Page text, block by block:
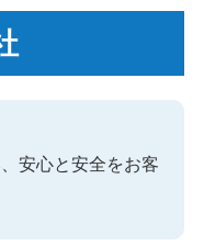
安心と安全をお客